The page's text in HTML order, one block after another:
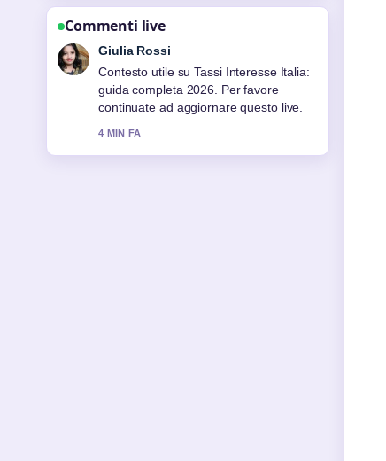
Commenti live
Giulia Rossi
Contesto utile su Tassi Interesse Italia:
guida completa 2026. Per favore
continuate ad aggiornare questo live.
4 MIN FA